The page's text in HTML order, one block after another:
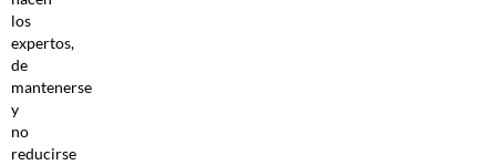
los
expertos,
de
mantenerse
y
no
reducirse